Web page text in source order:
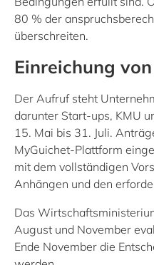
80 % der
überschreiten.
Einreichung
Der Aufruf steht
darunter Start-ups, KMU
15. Mai bis 31. Juli.
MyGuichet-Plattform
mit dem vollständigen
Anhängen und den
Das
August und November
Ende November die